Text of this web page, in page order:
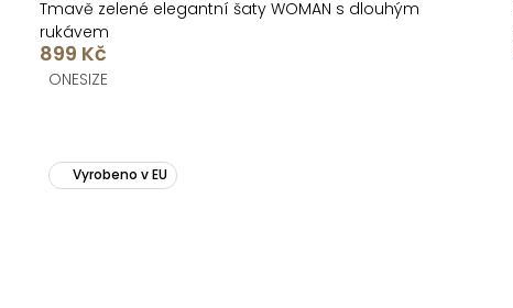
Tmavě zelené elegantní šaty WOMAN s dlouhým
rukávem
899 Kč
ONESIZE
Vyrobeno v EU